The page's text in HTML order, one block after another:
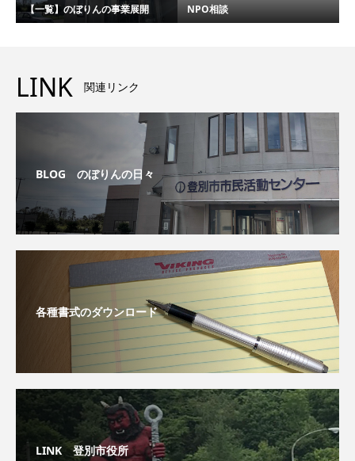
【一覧】のぼりんの事業展開 NPO相談
LINK 関連リンク
BLOG のぼりんの日々
各種書式のダウンロード
LINK 登別市役所